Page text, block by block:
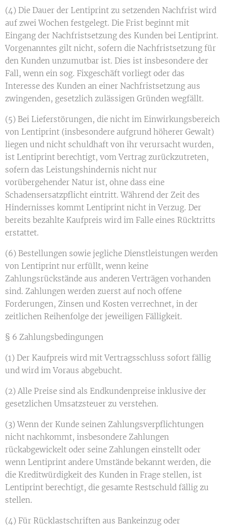
(4) Die Dauer der Lentiprint zu setzenden Nachfrist wird
auf zwei Wochen festgelegt. Die Frist beginnt mit
Eingang der Nachfristsetzung des Kunden bei Lentiprint.
Vorgenanntes gilt nicht, sofern die Nachfristsetzung für
den Kunden unzumutbar ist. Dies ist insbesondere der
Fall, wenn ein sog. Fixgeschäft vorliegt oder das
Interesse des Kunden an einer Nachfristsetzung aus
zwingenden, gesetzlich zulässigen Gründen wegfällt.
(5) Bei Lieferstörungen, die nicht im Einwirkungsbereich
von Lentiprint (insbesondere aufgrund höherer Gewalt)
liegen und nicht schuldhaft von ihr verursacht wurden,
ist Lentiprint berechtigt, vom Vertrag zurückzutreten,
sofern das Leistungshindernis nicht nur
vorübergehender Natur ist, ohne dass eine
Schadensersatzpflicht eintritt. Während der Zeit des
Hindernisses kommt Lentiprint nicht in Verzug. Der
bereits bezahlte Kaufpreis wird im Falle eines Rücktritts
erstattet.
(6) Bestellungen sowie jegliche Dienstleistungen werden
von Lentiprint nur erfüllt, wenn keine
Zahlungsrückstände aus anderen Verträgen vorhanden
sind. Zahlungen werden zuerst auf noch offene
Forderungen, Zinsen und Kosten verrechnet, in der
zeitlichen Reihenfolge der jeweiligen Fälligkeit.
§ 6 Zahlungsbedingungen
(1) Der Kaufpreis wird mit Vertragsschluss sofort fällig
und wird im Voraus abgebucht.
(2) Alle Preise sind als Endkundenpreise inklusive der
gesetzlichen Umsatzsteuer zu verstehen.
(3) Wenn der Kunde seinen Zahlungsverpflichtungen
nicht nachkommt, insbesondere Zahlungen
rückabgewickelt oder seine Zahlungen einstellt oder
wenn Lentiprint andere Umstände bekannt werden, die
die Kreditwürdigkeit des Kunden in Frage stellen, ist
Lentiprint berechtigt, die gesamte Restschuld fällig zu
stellen.
(4) Für Rücklastschriften aus Bankeinzug oder